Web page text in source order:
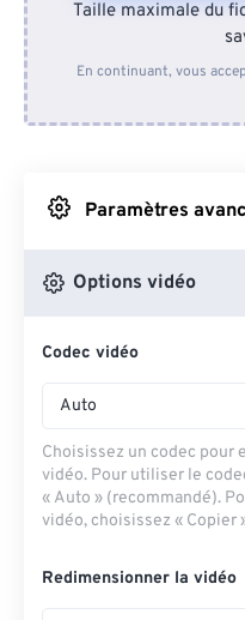
Depuis
Depuis
Depuis
Taille maximale du
En continuant, vous
Paramètres
Options vidéo
Codec vidéo
Auto
Choisissez un codec pour
vidéo. Pour utiliser le
« Auto » (recommandé).
vidéo, choisissez « Copier
Redimensionner la vidéo